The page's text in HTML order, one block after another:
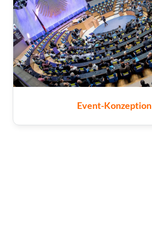
Event-Konzeption